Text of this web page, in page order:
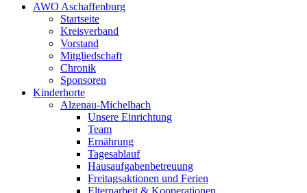
AWO Aschaffenburg
Startseite
Kreisverband
Vorstand
Mitgliedschaft
Chronik
Sponsoren
Kinderhorte
Alzenau-Michelbach
Unsere Einrichtung
Team
Ernährung
Tagesablauf
Hausaufgabenbetreuung
Freitagsaktionen und Ferien
Elternarbeit & Kooperationen